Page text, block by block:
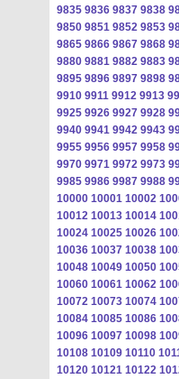
9835 9836 9837 9838
9850 9851 9852 9853
9865 9866 9867 9868
9880 9881 9882 9883
9895 9896 9897 9898
9910 9911 9912 9913
9925 9926 9927 9928
9940 9941 9942 9943
9955 9956 9957 9958
9970 9971 9972 9973
9985 9986 9987 9988
10000 10001 10002
10012 10013 10014
10024 10025 10026
10036 10037 10038
10048 10049 10050
10060 10061 10062
10072 10073 10074
10084 10085 10086
10096 10097 10098
10108 10109 10110
10120 10121 10122